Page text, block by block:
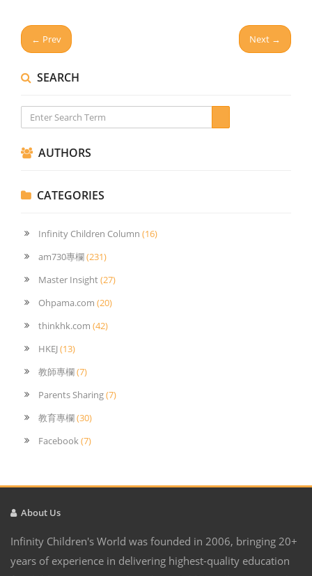
← Prev Next →
SEARCH
AUTHORS
CATEGORIES
Infinity Children Column (16)
am730專欄(231)
Master Insight(27)
Ohpama.com (20)
thinkhk.com (42)
HKEJ(13)
教師專欄(7)
Parents Sharing(7)
教育專欄(30)
Facebook(7)
About Us
Infinity Children's World was founded in 2006, bringing 20+
years of experience in delivering highest-quality education